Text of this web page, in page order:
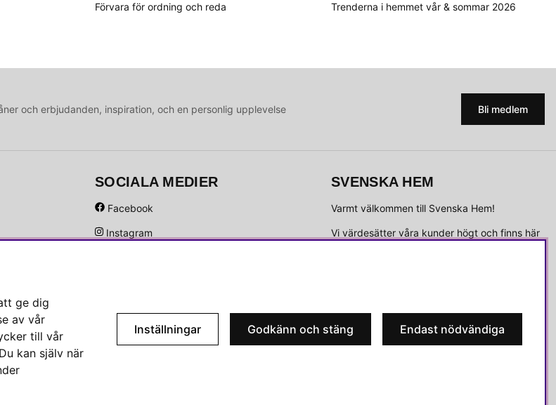
Förvara för ordning och reda Trenderna i hemmet vår & sommar 2026
och erbjudanden, inspiration, och en personlig upplevelse Bli medlem
SOCIALA MEDIER
Facebook
Instagram
SVENSKA HEM
Varmt välkommen till Svenska Hem!
Vi värdesätter våra kunder högt och finns här
Våra butiker
ge dig
av vår
till vår
kan själv när
Inställningar Godkänn och stäng Endast nödvändiga